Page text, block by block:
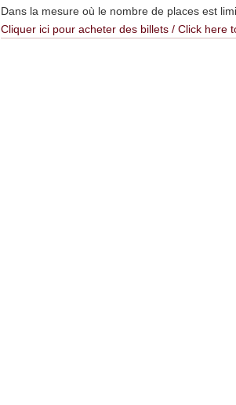
Dans la mesure où le nombre de places est
Cliquer ici pour acheter des billets / Click here